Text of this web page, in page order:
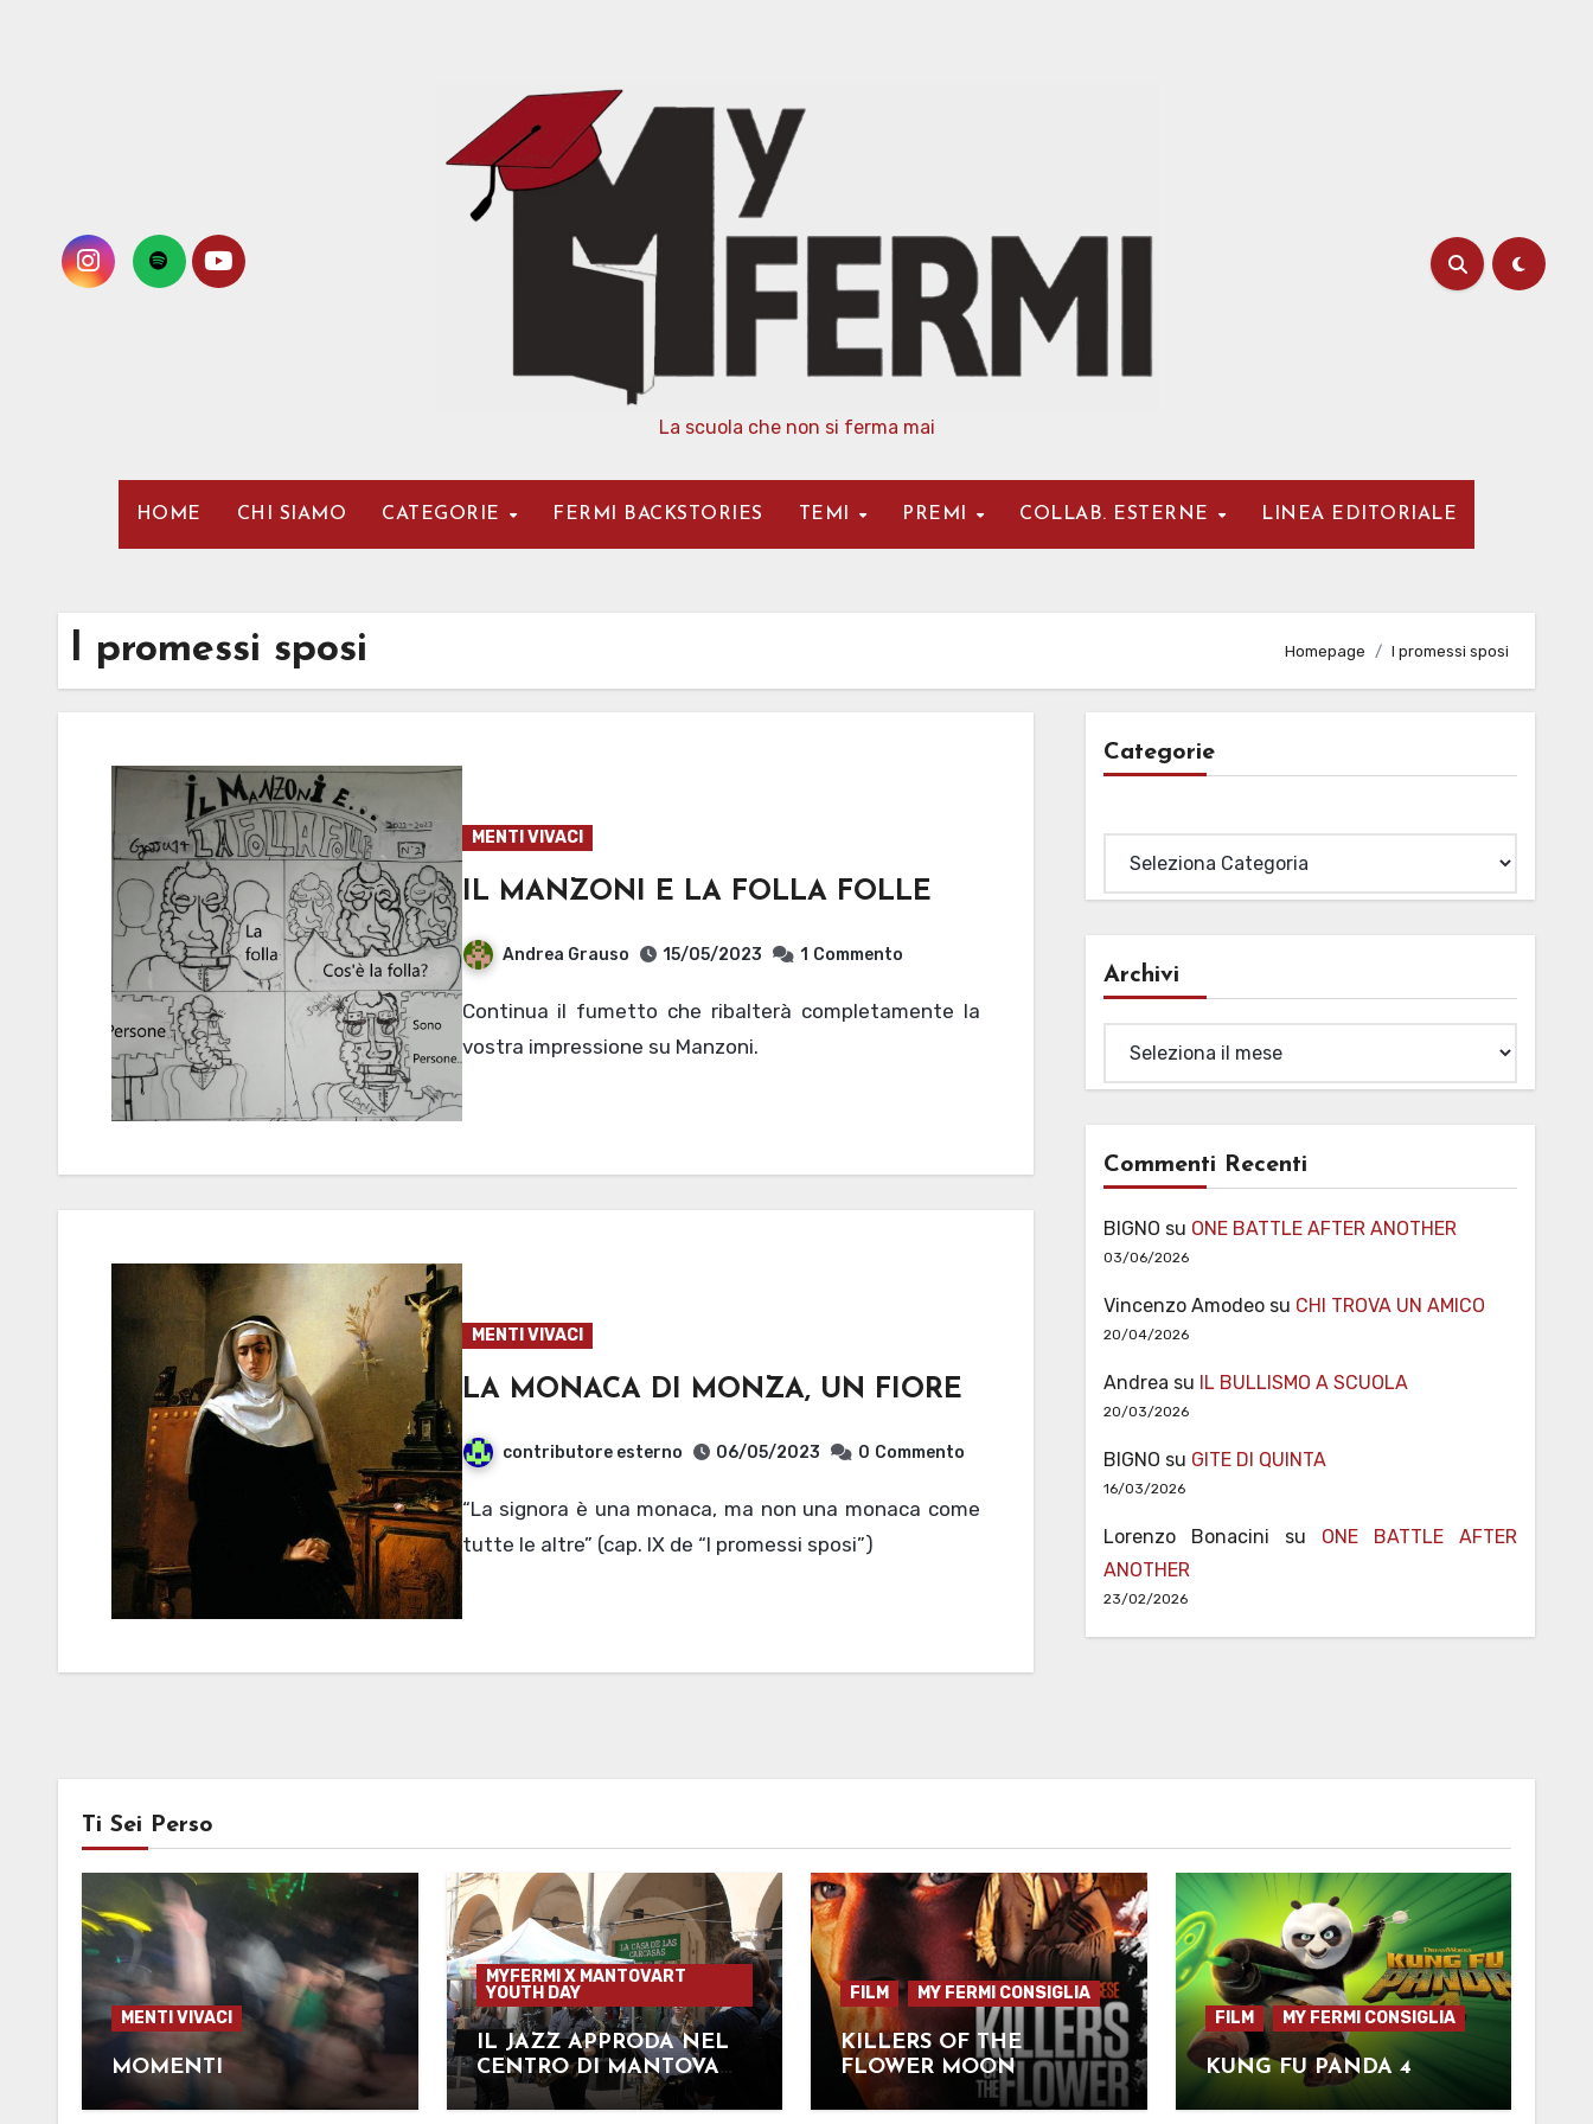
La scuola che non si ferma mai
HOME CHI SIAMO CATEGORIE FERMI BACKSTORIES TEMI PREMI COLLAB. ESTERNE LINEA EDITORIALE
I promessi sposi Homepage I promessi sposi
MENTI VIVACI
IL MANZONI E LA FOLLA FOLLE
Andrea Grauso 15/05/2023 1 Commento
Continua il fumetto che ribalterà completamente la
vostra impressione su Manzoni.
MENTI VIVACI
LA MONACA DI MONZA, UN FIORE
contributore esterno 06/05/2023 0 Commento
“La signora è una monaca, ma non una monaca come
tutte le altre” (cap. IX de “I promessi sposi”)
Categorie
Archivi
Commenti Recenti
BIGNO su ONE BATTLE AFTER ANOTHER
03/06/2026
Vincenzo Amodeosu CHI TROVA UN AMICO
20/04/2026
Andrea su IL BULLISMO A SCUOLA
20/03/2026
BIGNO su GITE DI QUINTA
16/03/2026
Lorenzo Bonacini su ONE BATTLE AFTER
ANOTHER
23/02/2026
Ti Sei Perso
MENTI VIVACI
MOMENTI
MYFERMI X MANTOVART
YOUTH DAY
IL JAZZ APPRODA NEL
CENTRO DI MANTOVA
CON IL QUINTETTO DI
FILM MY FERMI CONSIGLIA
KILLERS OF THE
FLOWER MOON
FILM MY FERMI CONSIGLIA
KUNG FU PANDA 4